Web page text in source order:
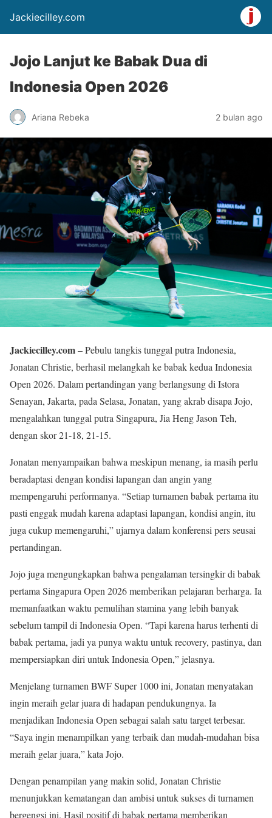
Jackiecilley.com
Jojo Lanjut ke Babak Dua di
Indonesia Open 2026
Ariana Rebeka 2 bulan ago
Jackiecilley.com– Pebulu tangkis tunggal putra Indonesia,
Jonatan Christie, berhasil melangkah ke babak kedua Indonesia
Open 2026. Dalam pertandingan yang berlangsung di Istora
Senayan, Jakarta, pada Selasa, Jonatan, yang akrab disapa Jojo,
mengalahkan tunggal putra Singapura, Jia Heng Jason Teh,
dengan skor 21-18, 21-15.
Jonatan menyampaikan bahwa meskipun menang, ia masih perlu
beradaptasi dengan kondisi lapangan dan angin yang
mempengaruhi performanya. “Setiap turnamen babak pertama itu
pasti enggak mudah karena adaptasi lapangan, kondisi angin, itu
juga cukup memengaruhi,” ujarnya dalam konferensi pers seusai
pertandingan.
Jojo juga mengungkapkan bahwa pengalaman tersingkir di babak
pertama Singapura Open 2026 memberikan pelajaran berharga. Ia
memanfaatkan waktu pemulihan stamina yang lebih banyak
sebelum tampil di Indonesia Open. “Tapi karena harus terhenti di
babak pertama, jadi ya punya waktu untuk recovery, pastinya, dan
mempersiapkan diri untuk Indonesia Open,” jelasnya.
Menjelang turnamen BWF Super 1000 ini, Jonatan menyatakan
ingin meraih gelar juara di hadapan pendukungnya. Ia
menjadikan Indonesia Open sebagai salah satu target terbesar.
“Saya ingin menampilkan yang terbaik dan mudah-mudahan bisa
meraih gelar juara,” kata Jojo.
Dengan penampilan yang makin solid, Jonatan Christie
menunjukkan kematangan dan ambisi untuk sukses di turnamen
bergengsi ini. Hasil positif di babak pertama memberikan